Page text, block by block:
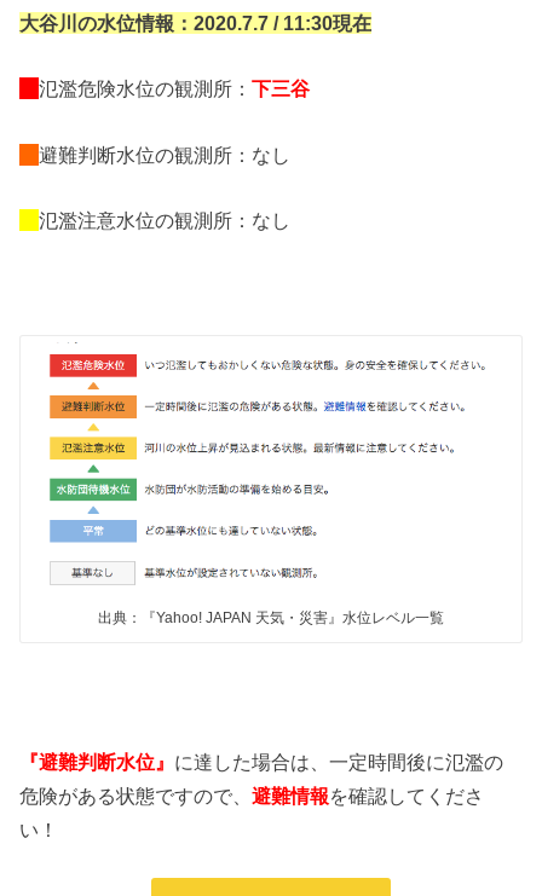
大谷川の水位情報：2020.7.7 / 11:30現在
氾濫危険水位の観測所：下三谷
避難判断水位の観測所：なし
氾濫注意水位の観測所：なし
出典：『Yahoo! JAPAN 天気・災害』水位レベル一覧
『避難判断水位』 に達した場合は、一定時間後に氾濫の
危険がある状態ですので、避難情報を確認してくださ
い！